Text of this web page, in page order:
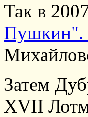
Так в
Пушкин".
Затем
XVII